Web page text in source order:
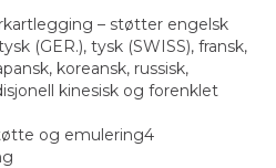
– støtter engelsk
(GER.), tysk (SWISS), fransk,
koreansk, russisk,
kinesisk og forenklet
og emulering4